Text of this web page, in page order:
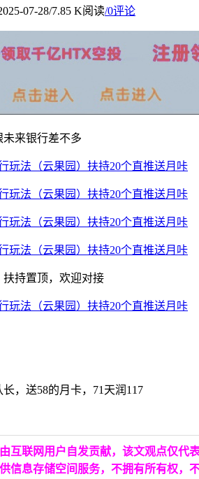
07-28/7.85 K阅读/0评论
来银行差不多
持置顶，欢迎对接
，送58的月卡，71天润117
互联网用户自发贡献，该文观点仅代
信息存储空间服务，不拥有所有权，